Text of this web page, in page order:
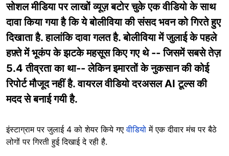
सोशल मीडिया पर लाखों व्यूज़ बटोर चुके एक वीडियो के साथ
दावा किया गया है कि ये बोलीविया की संसद भवन को गिरते हुए
दिखाता है. हालांकि दावा गलत है. बोलीविया में जुलाई के पहले
हफ़्ते में भूकंप के झटके महसूस किए गए थे -- जिसमें सबसे तेज़
5.4 तीव्रता का था-- लेकिन इमारतों के नुकसान की कोई
रिपोर्ट मौजूद नहीं है. वायरल वीडियो दरअसल AI टूल्स की
मदद से बनाई गयी है.
इंस्टाग्राम पर जुलाई 4 को शेयर किये गएवीडियोमें एक दीवार मंच पर बैठे
लोगों पर गिरती हुई दिखाई दे रही है.